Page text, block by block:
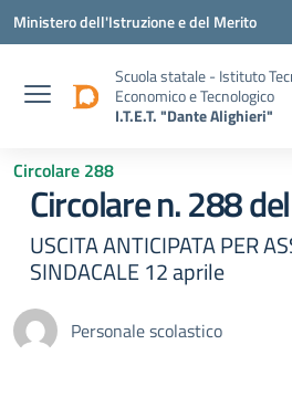
Vai ai contenuti
Vai al menu di navigazione
Vai al footer
Ministero dell'Istruzione e del Merito
Scuola statale - Istituto
Economico e Tecnologico
I.T.E.T. "Dante Alighieri"
Circolare 288
Circolare n. 288
USCITA ANTICIPATA PER
SINDACALE 12 aprile
Personale scolastico